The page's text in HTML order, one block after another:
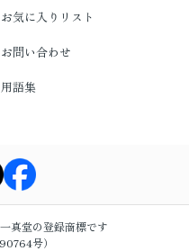
お気に入りリスト
お問い合わせ
用語集
真堂の登録商標です
号）